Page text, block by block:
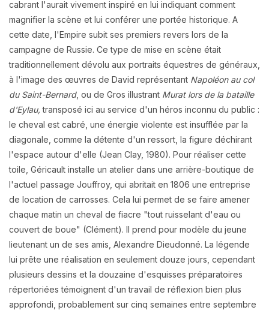
cabrant l'aurait vivement inspiré en lui indiquant comment
magnifier la scène et lui conférer une portée historique. A
cette date, l'Empire subit ses premiers revers lors de la
campagne de Russie. Ce type de mise en scène était
traditionnellement dévolu aux portraits équestres de généraux,
à l'image des œuvres de David représentant Napoléon au col
du Saint-Bernard, ou de Gros illustrant Murat lors de la bataille
d'Eylau, transposé ici au service d'un héros inconnu du public :
le cheval est cabré, une énergie violente est insufflée par la
diagonale, comme la détente d'un ressort, la figure déchirant
l'espace autour d'elle (Jean Clay, 1980). Pour réaliser cette
toile, Géricault installe un atelier dans une arrière-boutique de
l'actuel passage Jouffroy, qui abritait en 1806 une entreprise
de location de carrosses. Cela lui permet de se faire amener
chaque matin un cheval de fiacre "tout ruisselant d'eau ou
couvert de boue" (Clément). Il prend pour modèle du jeune
lieutenant un de ses amis, Alexandre Dieudonné. La légende
lui prête une réalisation en seulement douze jours, cependant
plusieurs dessins et la douzaine d'esquisses préparatoires
répertoriées témoignent d'un travail de réflexion bien plus
approfondi, probablement sur cinq semaines entre septembre